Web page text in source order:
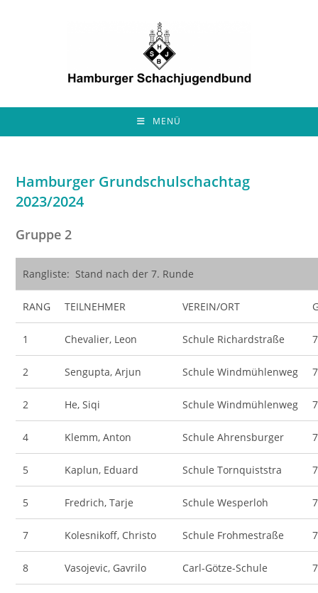
MENÜ
Hamburger Grundschulschachtag
2023/2024
Gruppe 2
Rangliste: Stand nach der 7. Runde
RANG TEILNEHMER VEREIN/ORT
1 Chevalier, Leon Schule Richardstraße 7
2 Sengupta, Arjun Schule Windmühlenweg 7
2 He, Siqi Schule Windmühlenweg 7
4 Klemm, Anton Schule Ahrensburger 7
5 Kaplun, Eduard Schule Tornquiststra 7
5 Fredrich, Tarje Schule Wesperloh 7
7 Kolesnikoff, Christo Schule Frohmestraße 7
8 Vasojevic, Gavrilo Carl-Götze-Schule 7